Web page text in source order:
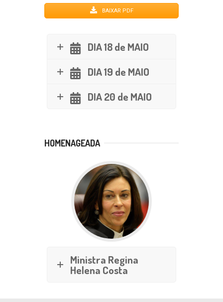
BAIXAR PDF
DIA 18 de MAIO
DIA 19 de MAIO
DIA 20 de MAIO
HOMENAGEADA
Ministra Regina
Helena Costa